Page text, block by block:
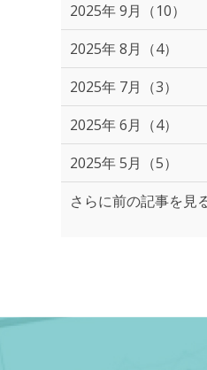
2025年 9月（10）
2025年 8月（4）
2025年 7月（3）
2025年 6月（4）
2025年 5月（5）
さらに前の記事を見